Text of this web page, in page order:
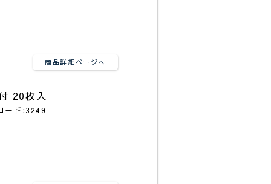
商品詳細ページへ
20枚入
ード:3249